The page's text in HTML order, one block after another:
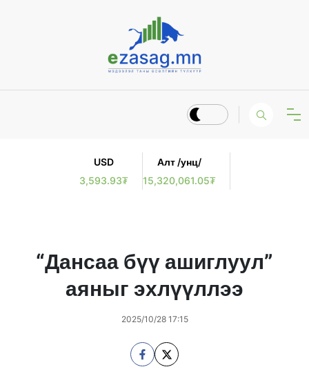
USD
3,593.93₮
Алт /унц/
15,320,061.05₮
“Дансаа бүү ашиглуул”
аяныг эхлүүллээ
2025/10/28 17:15